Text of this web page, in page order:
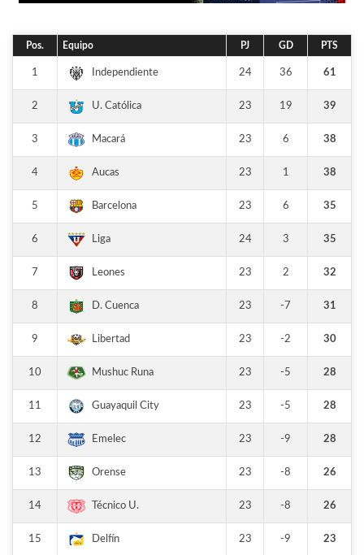
Pos. Equipo PJ GD PTS
1 Independiente 24 36 61
2 U. Católica 23 19 39
3 Macará 23 6 38
4 Aucas 23 1 38
5 Barcelona 23 6 35
6 Liga 24 3 35
7 Leones 23 2 32
8 D. Cuenca 23 -7 31
9 Libertad 23 -2 30
10 Mushuc Runa 23 -5 28
11 Guayaquil City 23 -5 28
12 Emelec 23 -9 28
13 Orense 23 -8 26
14 Técnico U. 23 -8 26
15 Delfín 23 -9 23